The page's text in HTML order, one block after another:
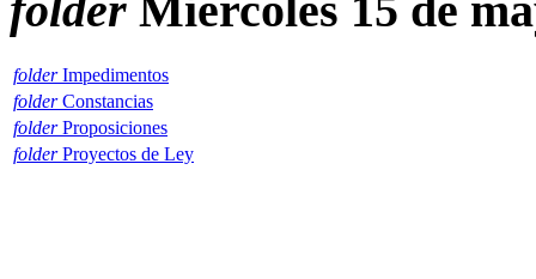
xnxx
Hindi
Videos
Xnxx
folder Impedimentos
folder Constancias
folder Proposiciones
folder Proyectos de Ley